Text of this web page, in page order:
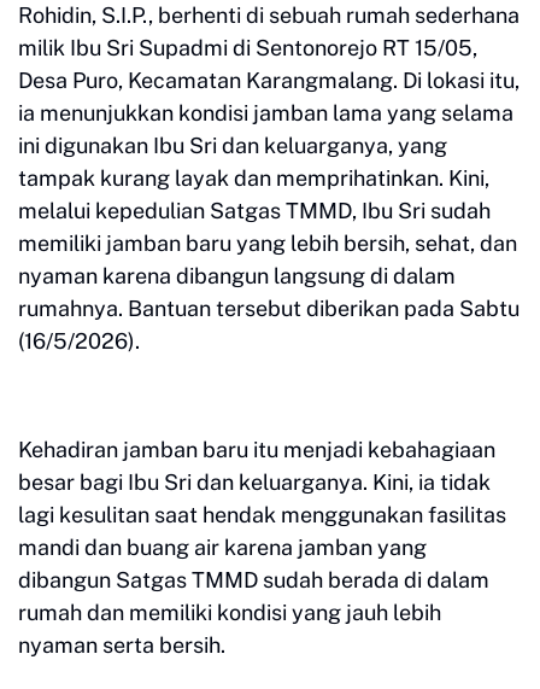
Rohidin, S.I.P., berhenti di sebuah rumah sederhana
milik Ibu Sri Supadmi di Sentonorejo RT 15/05,
Desa Puro, Kecamatan Karangmalang. Di lokasi itu,
ia menunjukkan kondisi jamban lama yang selama
ini digunakan Ibu Sri dan keluarganya, yang
tampak kurang layak dan memprihatinkan. Kini,
melalui kepedulian Satgas TMMD, Ibu Sri sudah
memiliki jamban baru yang lebih bersih, sehat, dan
nyaman karena dibangun langsung di dalam
rumahnya. Bantuan tersebut diberikan pada Sabtu
(16/5/2026).
Kehadiran jamban baru itu menjadi kebahagiaan
besar bagi Ibu Sri dan keluarganya. Kini, ia tidak
lagi kesulitan saat hendak menggunakan fasilitas
mandi dan buang air karena jamban yang
dibangun Satgas TMMD sudah berada di dalam
rumah dan memiliki kondisi yang jauh lebih
nyaman serta bersih.